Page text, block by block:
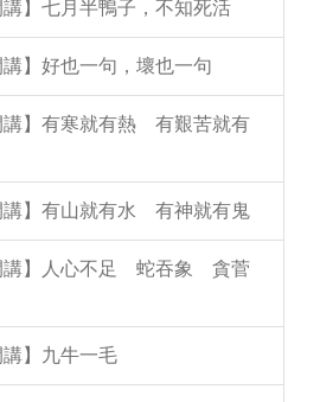
】七月半鴨子，不知死活
】好也一句，壞也一句
講】有寒就有熱 有艱苦就有
講】有山就有水 有神就有鬼
講】人心不足 蛇吞象 貪菅
】九牛一毛